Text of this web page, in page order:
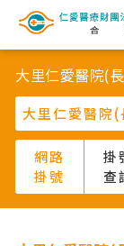
網
路
掛
號
系
統
大里仁愛醫院(
網路
掛號
掛
查